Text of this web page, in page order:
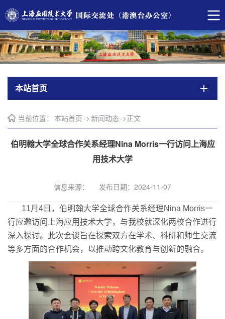
本站首页
当前位置： 本站首页->新闻动态->正文
伯明翰大学全球合作关系经理Nina Morris一行访问上海应
用技术大学
信息来源： 发布日期：2024-11-07
11月4日，伯明翰大学全球合作关系经理Nina Morris一
行应邀访问上海应用技术大学，与我校就深化两校合作进行
深入探讨。此次会谈旨在探索双方在学术、科研和师生交流
等多方面的合作机会，以推动跨文化教育与创新的融合。